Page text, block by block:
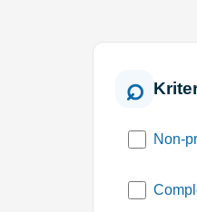
Non-